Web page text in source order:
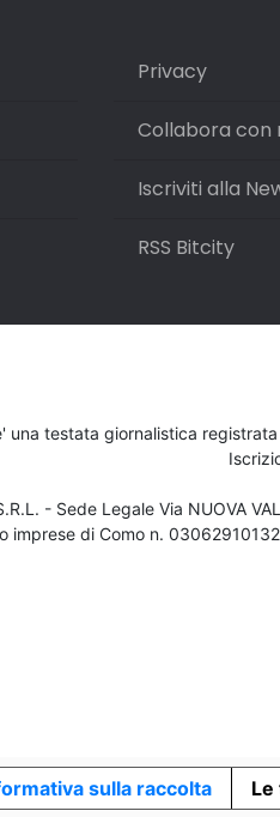
Privacy
Collabora con
Iscriviti alla
RSS Bitcity
una testata giornalistica
- Sede Legale Via NUOVA
imprese di Como n.
sulla raccolta